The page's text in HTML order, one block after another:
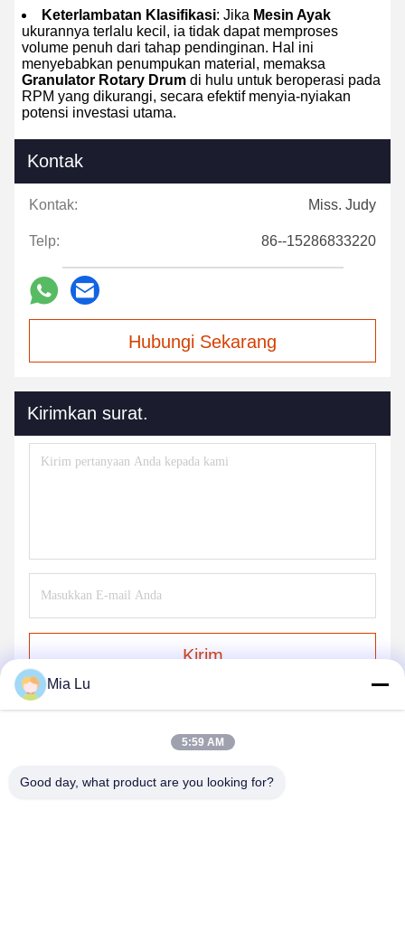
Keterlambatan Klasifikasi: Jika Mesin Ayak
ukurannya terlalu kecil, ia tidak dapat memproses
volume penuh dari tahap pendinginan. Hal ini
menyebabkan penumpukan material, memaksa
Granulator Rotary Drum di hulu untuk beroperasi pada
RPM yang dikurangi, secara efektif menyia-nyiakan
potensi investasi utama.
Kontak
Kontak: Miss. Judy
Telp: 86--15286833220
Hubungi Sekarang
Kirimkan surat.
Kirim
Mia Lu
5:59 AM
Good day, what product are you looking for?